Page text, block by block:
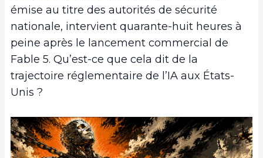
émise au titre des autorités de sécurité
nationale, intervient quarante-huit heures à
peine après le lancement commercial de
Fable 5. Qu’est-ce que cela dit de la
trajectoire réglementaire de l’IA aux États-
Unis ?